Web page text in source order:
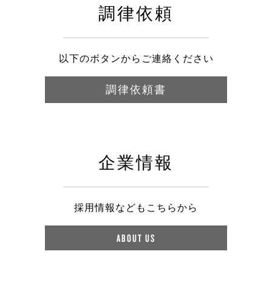
調律依頼
以下のボタンからご連絡ください
調律依頼書
企業情報
採用情報などもこちらから
ABOUT US